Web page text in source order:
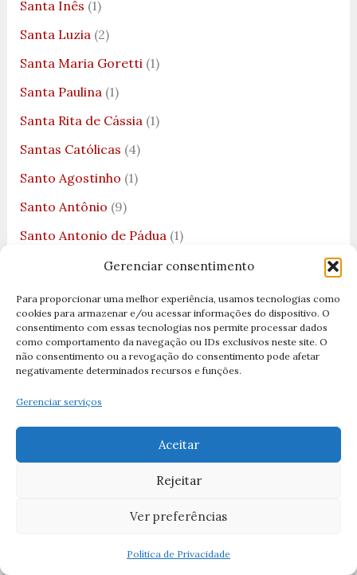
Gerenciar consentimento
Para proporcionar uma melhor experiência, usamos tecnologias como
cookies para armazenar e/ou acessar informações do dispositivo. O
consentimento com essas tecnologias nos permite processar dados
como comportamento da navegação ou IDs exclusivos neste site. O
não consentimento ou a revogação do consentimento pode afetar
negativamente determinados recursos e funções.
Gerenciar serviços
Aceitar
Rejeitar
Ver preferências
Política de Privacidade
Santa Inês (1)
Santa Luzia(2)
Santa Maria Goretti(1)
Santa Paulina(1)
Santa Rita de Cássia(1)
Santas Católicas (4)
Santo Agostinho (1)
Santo Antônio (9)
Santo Antonio de Pádua(1)
Santo Expedito(2)
Santo Floriano
Santo Isodoro(1)
Santos(25)
Santos Brasileiros(2)
Santos Católicos
Santos de Agosto(6)
Santos de Fevereiro(7)
Santos de Janeiro(25)